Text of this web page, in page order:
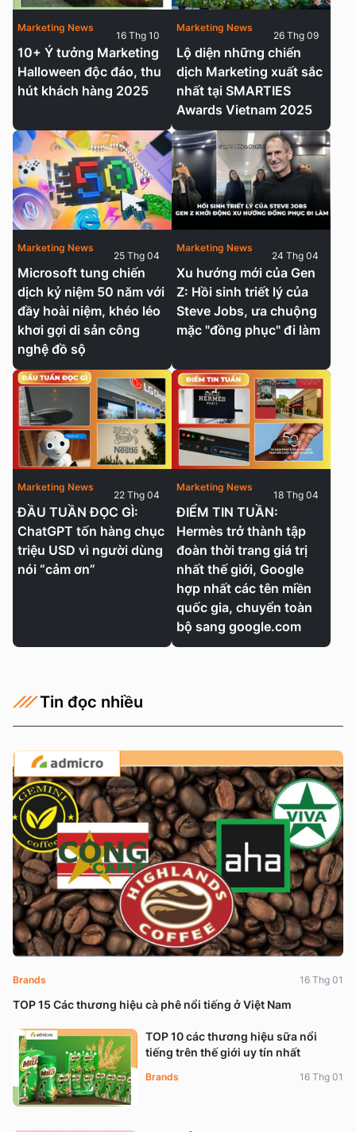
10+ Ý tưởng Marketing
Halloween độc đáo, thu
hút khách hàng 2025
Marketing News
16 Thg 10
Lộ diện những chiến
dịch Marketing xuất sắc
nhất tại SMARTIES
Awards Vietnam 2025
Marketing News
26 Thg 09
Microsoft tung chiến
dịch kỷ niệm 50 năm với
đầy hoài niệm, khéo léo
khơi gợi di sản công
nghệ đồ sộ
Marketing News
25 Thg 04
Xu hướng mới của Gen
Z: Hồi sinh triết lý của
Steve Jobs, ưa chuộng
mặc "đồng phục" đi làm
Marketing News
24 Thg 04
ĐẦU TUẦN ĐỌC GÌ:
ChatGPT tốn hàng chục
triệu USD vì người dùng
nói “cảm ơn”
Marketing News
22 Thg 04
ĐIỂM TIN TUẦN:
Hermès trở thành tập
đoàn thời trang giá trị
nhất thế giới, Google
hợp nhất các tên miền
quốc gia, chuyển toàn
bộ sang google.com
Marketing News
18 Thg 04
Tin đọc nhiều
TOP 15 Các thương hiệu cà phê nổi tiếng ở Việt Nam
Brands 16 Thg 01
TOP 10 các thương hiệu sữa nổi
tiếng trên thế giới uy tín nhất
Brands 16 Thg 01